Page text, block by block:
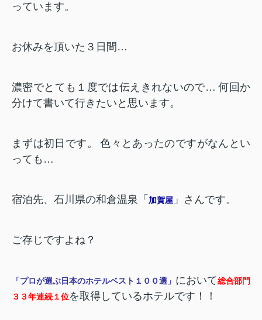
っています。
お休みを頂いた３日間…
濃密でとても１度では伝えきれないので… 何回か
分けて書いて行きたいと思います。
まずは初日です。
色々とあったのですがなんとい
っても…
宿泊先、石川県の和倉温泉「 加賀屋 」さんです。
ご存じですよね？
「プロが選ぶ日本のホテルベスト１００選」 において総合部門
３３年連続１位を取得しているホテルです！！